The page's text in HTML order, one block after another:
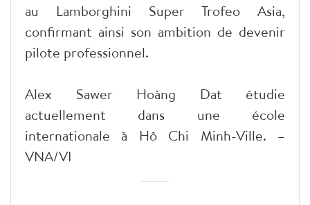
au Lamborghini Super Trofeo Asia,
confirmant ainsi son ambition de devenir
pilote professionnel.
Alex Sawer Hoàng Dat étudie
actuellement dans une école
internationale à Hô Chi Minh-Ville. –
VNA/VI